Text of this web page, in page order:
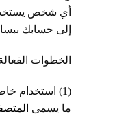
أي شخص
إلى حسابك
الخطوات
(1) استخدام
ما يسمى